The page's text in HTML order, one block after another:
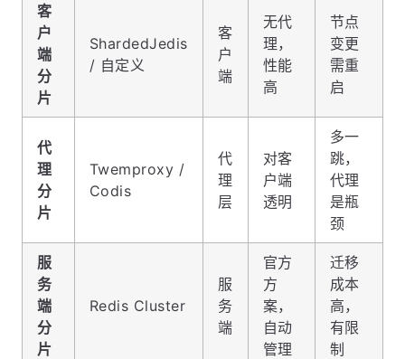
客
户
端
分
片
ShardedJedis
/ 自定义
客
户
端
无代
理，
性能
高
节点
变更
需重
启
代
理
分
片
Twemproxy /
Codis
代
理
层
对客
户端
透明
多一
跳，
代理
是瓶
颈
服
务
端
分
片
Redis Cluster
服
务
端
官方
方
案，
自动
管理
迁移
成本
高，
有限
制